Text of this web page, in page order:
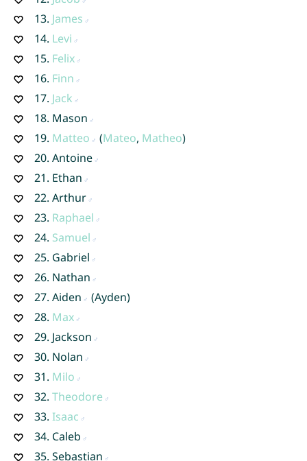
13. James
14. Levi
15. Felix
16. Finn
17. Jack
18. Mason
19. Matteo (Mateo, Matheo)
20. Antoine
21. Ethan
22. Arthur
23. Raphael
24. Samuel
25. Gabriel
26. Nathan
27. Aiden
(Ayden)
28. Max
29. Jackson
30. Nolan
31. Milo
32. Theodore
33. Isaac
34. Caleb
35. Sebastian